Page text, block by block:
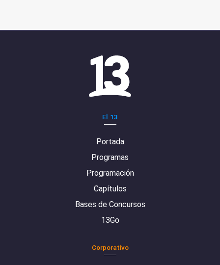
El 13
Portada
Programas
Programación
Capítulos
Bases de Concursos
13Go
Corporativo